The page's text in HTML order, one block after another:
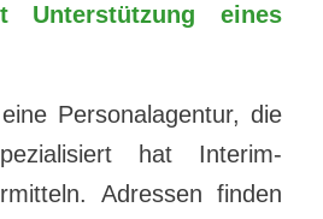
Unterstützung eines
Personalagentur, die
hat Interim-
Adressen finden